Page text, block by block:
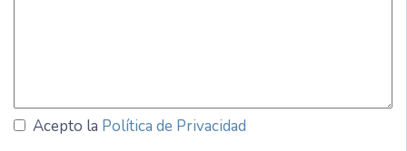
Acepto la Política de Privacidad